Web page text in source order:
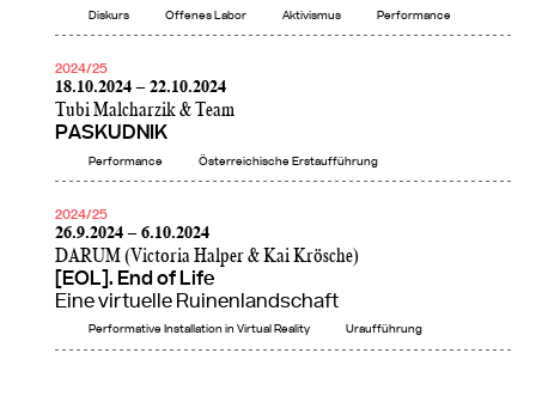
Diskurs Offenes Labor Aktivismus Performance
2024/25
18.10.2024 – 22.10.2024
Tubi Malcharzik & Team
PASKUDNIK
Performance Österreichische Erstaufführung
2024/25
26.9.2024 – 6.10.2024
DARUM (Victoria Halper & Kai Krösche)
[EOL]. End of Life
Eine virtuelle Ruinenlandschaft
Performative Installation in Virtual Reality Uraufführung